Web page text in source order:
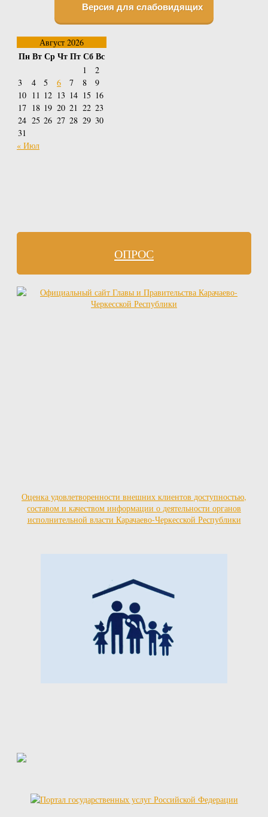
Версия для слабовидящих
Август 2026
ПнВтСрЧтПтСбВс
1
2
3
4 5 6 7 8
9
10 11 12 13 14 15 16
17 18 19 20 21 22 23
24 25 26 27 28 29 30
31
« Июл
ОПРОС
Оценка удовлетворенности внешних клиентов доступностью,
составом и качеством информации о деятельности органов
исполнительной власти Карачаево-Черкесской Республики